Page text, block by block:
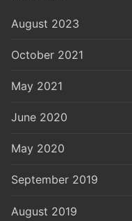
August 2023
October 2021
May 2021
June 2020
May 2020
September 2019
August 2019